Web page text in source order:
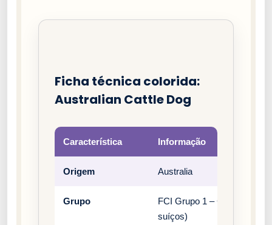
Ficha técnica colorida:
Australian Cattle Dog
Característica Informação
Origem Australia
Grupo
FCI Grupo 1 – Cães
suíços)